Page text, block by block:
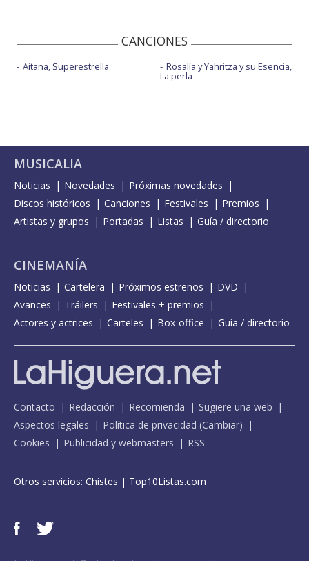
CANCIONES
Aitana, Superestrella Rosalía y Yahritza y su Esencia,
La perla
MUSICALIA
Noticias Novedades
Próximas novedades
Discos históricos
Canciones Festivales
Premios
Artistas y grupos
Portadas Listas Guía / directorio
CINEMANÍA
Noticias Cartelera Próximos estrenos
DVD
Avances
Tráilers
Festivales + premios
Actores y actrices
Carteles Box-office Guía / directorio
Contacto Redacción Recomienda
Sugiere una web
Aspectos legales
Política de privacidad (Cambiar)
Cookies
Publicidad y webmasters RSS
Otros servicios: Chistes | Top10Listas.com